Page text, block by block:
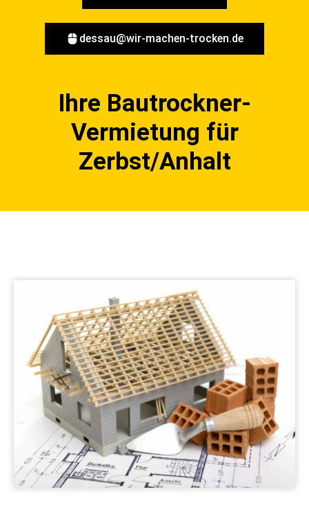
dessau@wir-machen-trocken.de
Ihre Bautrockner-
Vermietung für
Zerbst/Anhalt